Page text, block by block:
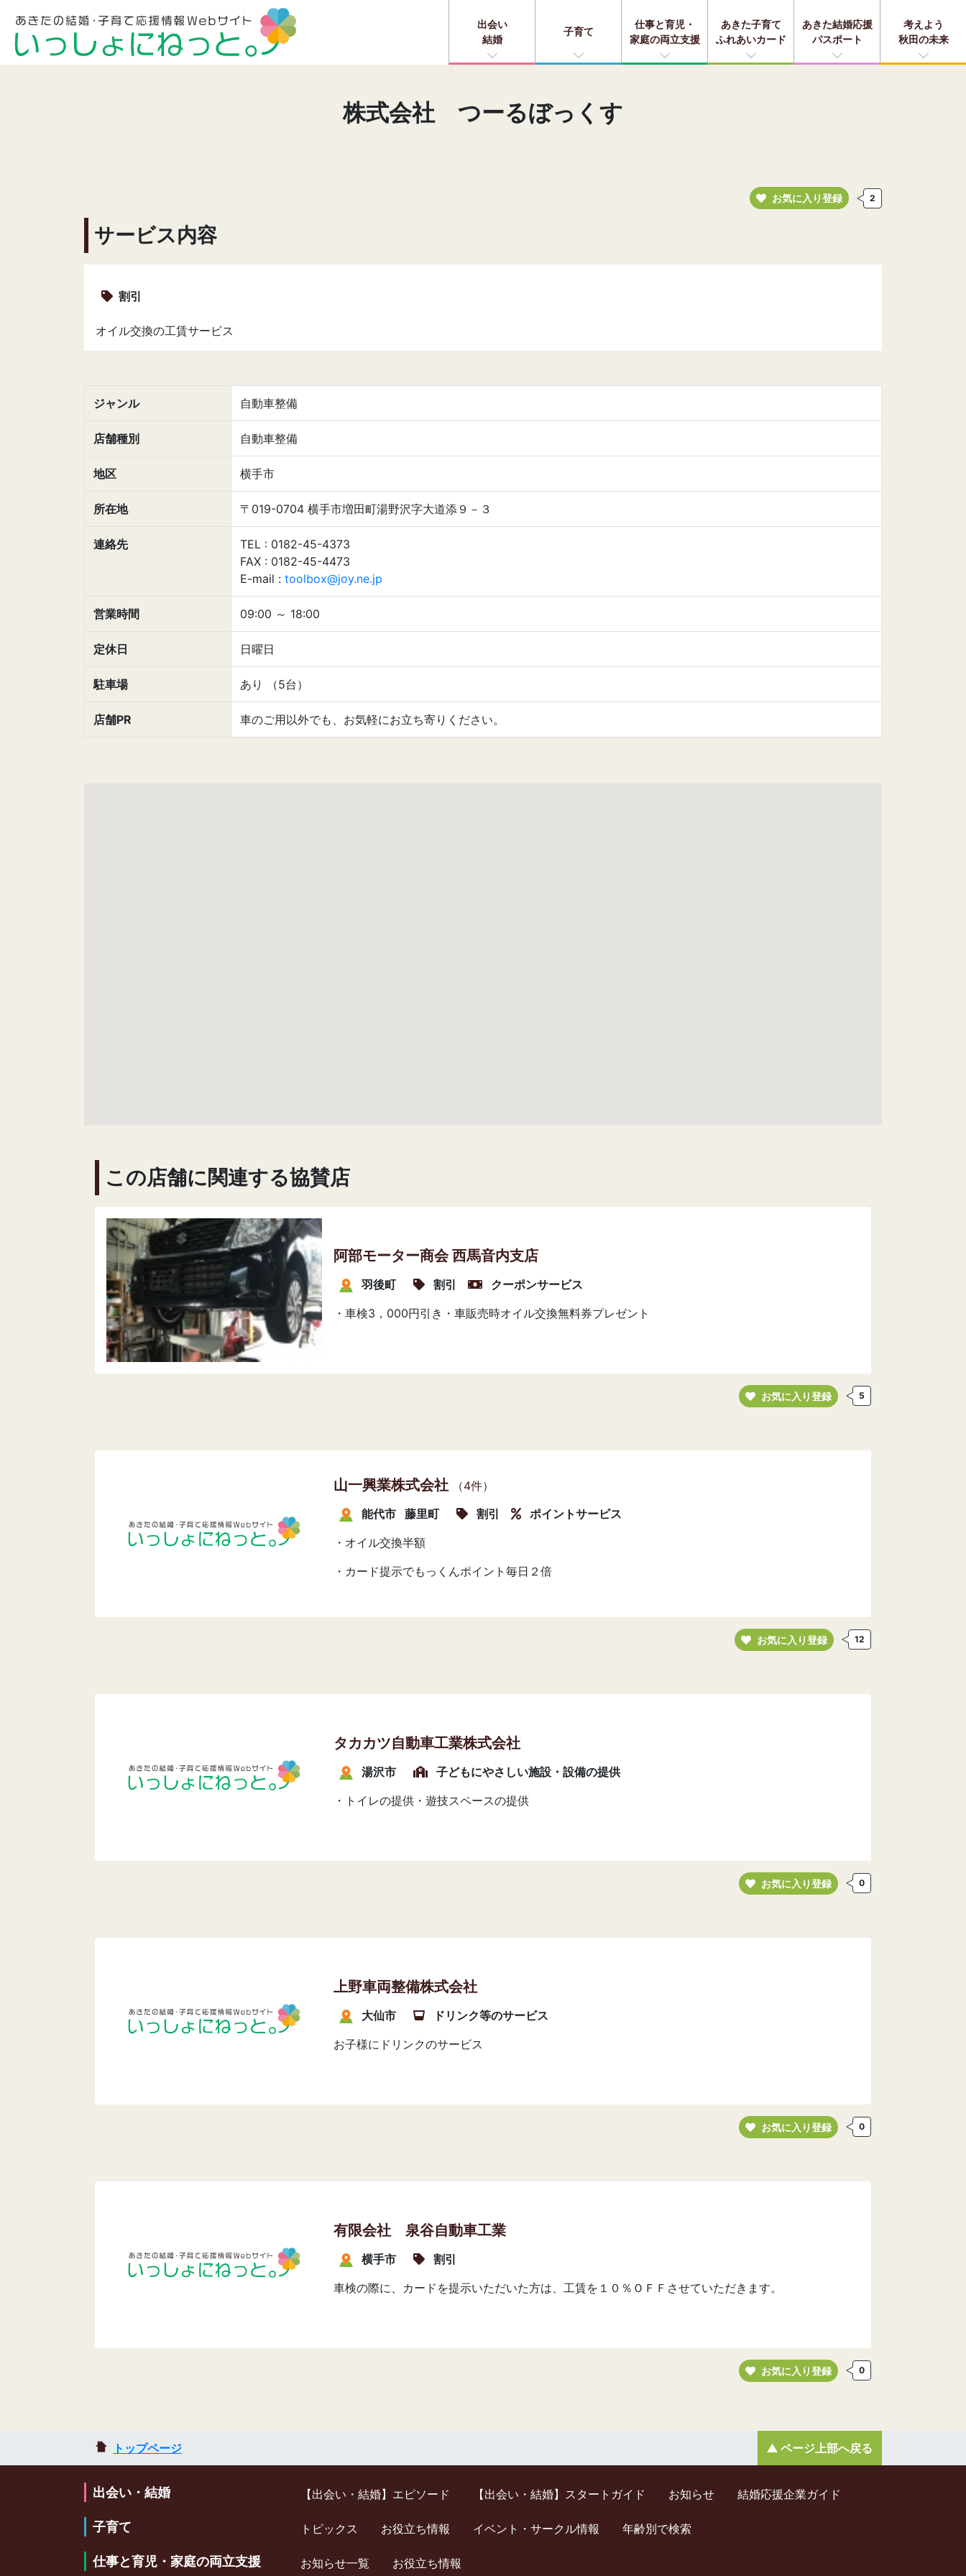
出会い
結婚
子育て
仕事と育児・
家庭の両立支援
あきた子育て
ふれあいカード
あきた結婚応援
パスポート
考えよう
秋田の未来
株式会社 つーるぼっくす
お気に入り登録 2
サービス内容
割引
オイル交換の工賃サービス
ジャンル 自動車整備
店舗種別 自動車整備
地区 横手市
所在地 〒019-0704 横手市増田町湯野沢字大道添９－３
連絡先
TEL : 0182-45-4373
FAX : 0182-45-4473
E-mail : toolbox@joy.ne.jp
営業時間 09:00 ～ 18:00
定休日 日曜日
駐車場 あり （5台）
店舗PR 車のご用以外でも、お気軽にお立ち寄りください。
この店舗に関連する協賛店
阿部モーター商会 西馬音内支店
羽後町 割引
クーポンサービス
・車検3，000円引き・車販売時オイル交換無料券プレゼント
お気に入り登録 5
山一興業株式会社
（4件）
能代市 藤里町 割引
ポイントサービス
・オイル交換半額
・カード提示でもっくんポイント毎日２倍
お気に入り登録 12
タカカツ自動車工業株式会社
湯沢市
子どもにやさしい施設・設備の提供
・トイレの提供・遊技スペースの提供
お気に入り登録 0
上野車両整備株式会社
大仙市
ドリンク等のサービス
お子様にドリンクのサービス
お気に入り登録 0
有限会社 泉谷自動車工業
横手市
割引
車検の際に、カードを提示いただいた方は、工賃を１０％ＯＦＦさせていただきます。
お気に入り登録 0
トップページ ページ上部へ戻る
出会い・結婚 【出会い・結婚】エピソード 【出会い・結婚】スタートガイド お知らせ 結婚応援企業ガイド
子育て トピックス お役立ち情報 イベント・サークル情報 年齢別で検索
仕事と育児・家庭の両立支援 お知らせ一覧 お役立ち情報